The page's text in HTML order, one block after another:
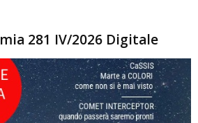
281 IV/2026 Digitale